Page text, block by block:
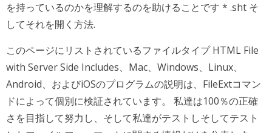
を持っているのかを理解するのを助けることです * .sht そ
してそれを開く方法.
このページにリストされているファイルタイプ HTML File
with Server Side Includes、Mac、Windows、Linux、
Android、およびiOSのプログラムの説明は、FileExtコマン
ドによって個別に検証されています。 私達は100％の正確
さを目指して努力し、そして私達がテストしそしてテスト